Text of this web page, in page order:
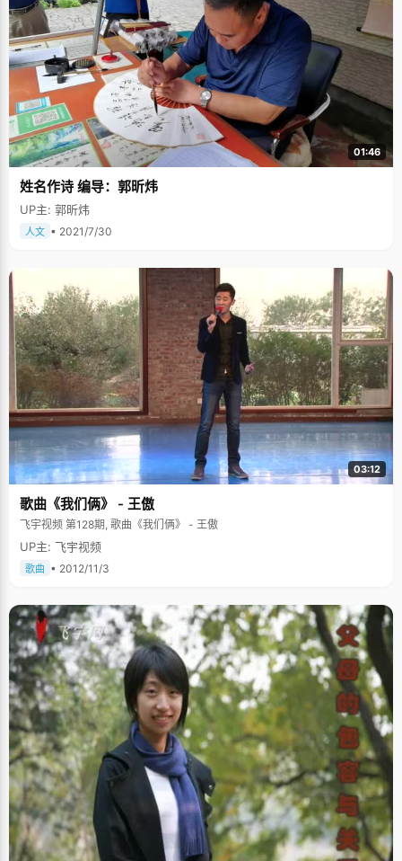
01:46
姓名作诗 编导：郭昕炜
UP主: 郭昕炜
人文 • 2021/7/30
03:12
歌曲《我们俩》 - 王傲
飞宇视频 第128期, 歌曲《我们俩》 - 王傲
UP主: 飞宇视频
歌曲 • 2012/11/3